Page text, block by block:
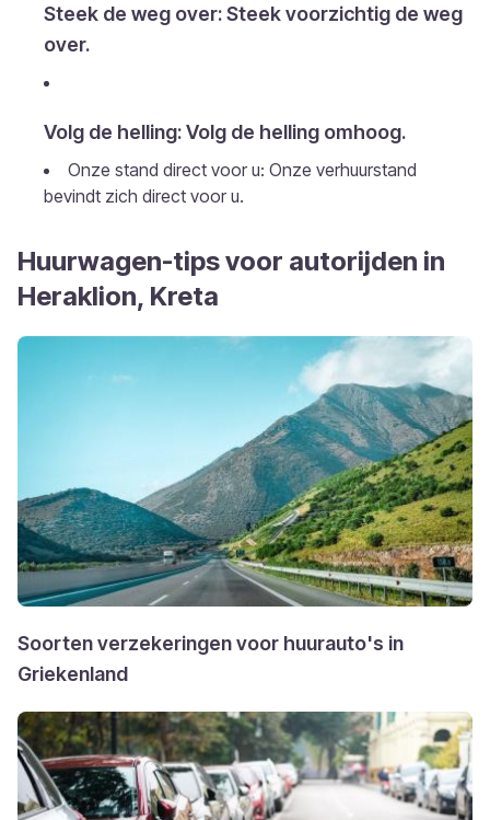
Steek de weg over: Steek voorzichtig de weg
over.
Volg de helling: Volg de helling omhoog.
Onze stand direct voor u: Onze verhuurstand
bevindt zich direct voor u.
Huurwagen-tips voor autorijden in
Heraklion, Kreta
Soorten verzekeringen voor huurauto's in
Griekenland